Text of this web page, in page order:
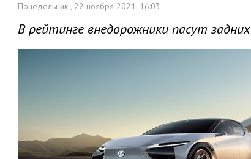
Понедельник , 22 ноября 2021, 16:03
В рейтинге внедорожники пасут задних